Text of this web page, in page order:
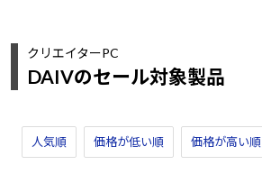
クリエイターPC
DAIVのセール対象製品
人気順 価格が低い順 価格が高い順